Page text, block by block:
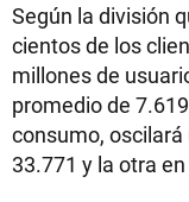
Según la división
cientos de los
millones de
promedio de
consumo,
33.771 y la otra